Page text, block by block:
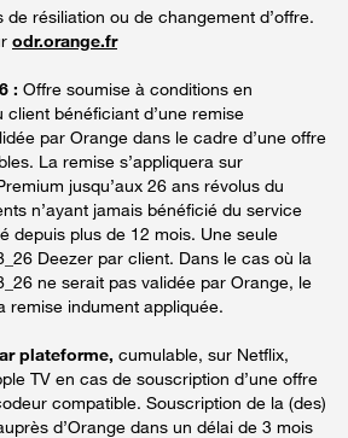
résiliation ou de changement d’offre.
odr.orange.fr
: Offre soumise à conditions en
bénéficiant d’une remise
par Orange dans le cadre d’une offre
La remise s’appliquera sur
jusqu’aux 26 ans révolus du
n’ayant jamais bénéficié du service
depuis plus de 12 mois. Une seule
Deezer par client. Dans le cas où la
ne serait pas validée par Orange, le
remise indument appliquée.
plateforme, cumulable, sur Netflix,
TV en cas de souscription d’une offre
compatible. Souscription de la (des)
d’Orange dans un délai de 3 mois